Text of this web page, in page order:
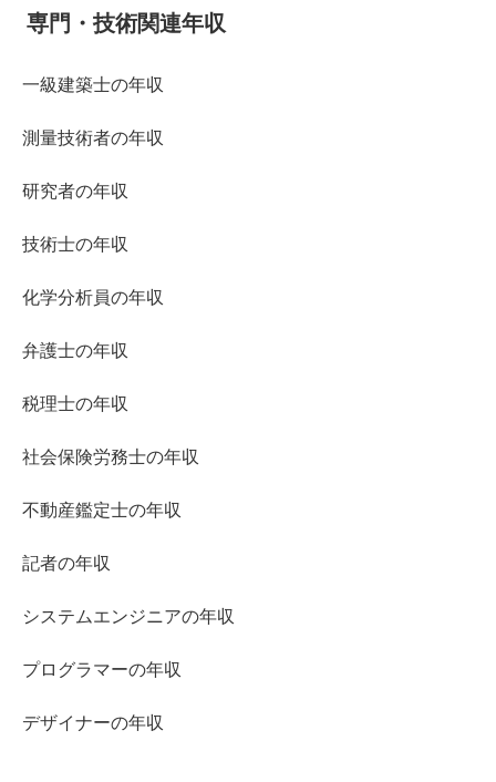
専門・技術関連年収
一級建築士の年収
測量技術者の年収
研究者の年収
技術士の年収
化学分析員の年収
弁護士の年収
税理士の年収
社会保険労務士の年収
不動産鑑定士の年収
記者の年収
システムエンジニアの年収
プログラマーの年収
デザイナーの年収